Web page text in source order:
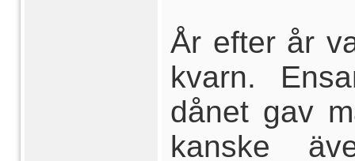
År efter år
kvarn.
dånet gav
kanske